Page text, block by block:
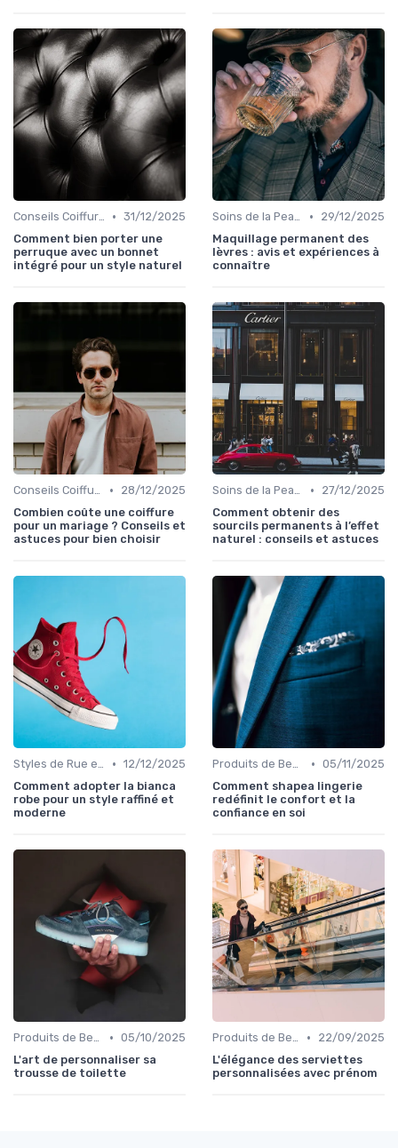
Conseils Coiffure et Tendances • 31/12/2025
Comment bien porter une
perruque avec un bonnet
intégré pour un style naturel
Soins de la Peau et Maquillage •
29/12/2025
Maquillage permanent des
lèvres : avis et expériences à
connaître
Conseils Coiffure et Tendances •
28/12/2025
Combien coûte une coiffure
pour un mariage ? Conseils et
astuces pour bien choisir
Soins de la Peau et Maquillage •
27/12/2025
Comment obtenir des
sourcils permanents à l’effet
naturel : conseils et astuces
Styles de Rue et Looks du Moment • 12/12/2025
Comment adopter la bianca
robe pour un style raffiné et
moderne
Produits de Beauté et Cosmétiques • 05/11/2025
Comment shapea lingerie
redéfinit le confort et la
confiance en soi
Produits de Beauté et Cosmétiques • 05/10/2025
L'art de personnaliser sa
trousse de toilette
Produits de Beauté et Cosmétiques •
22/09/2025
L'élégance des serviettes
personnalisées avec prénom